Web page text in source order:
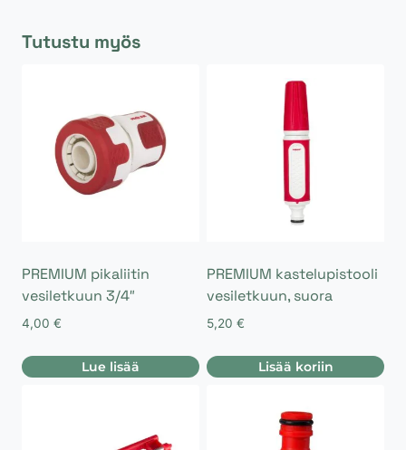
Tutustu myös
PREMIUM pikaliitin
vesiletkuun 3/4″
4,00 €
Lue lisää
PREMIUM kastelupistooli
vesiletkuun, suora
5,20 €
Lisää koriin